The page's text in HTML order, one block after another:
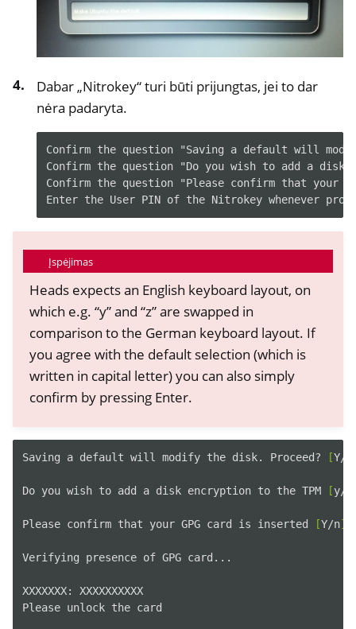
Dabar „Nitrokey“ turi būti prijungtas, jei to dar
nėra padaryta.
Confirm the question "Saving a default will
Confirm the question "Do you wish to add a disk
Confirm the question "Please confirm that your
Įspėjimas
Heads expects an English keyboard layout, on
which e.g. “y” and “z” are swapped in
comparison to the German keyboard layout. If
you agree with the default selection (which is
written in capital letter) you can also simply
confirm by pressing Enter.
Saving a default will modify the disk. Proceed? [Y/n
Do you wish to add a disk encryption to the TPM [y/N
Please confirm that your GPG card is inserted [Y/n]
Verifying presence of GPG card...
XXXXXXX:
XXXXXXXXXX
Please unlock the card